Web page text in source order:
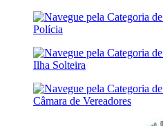
Polícia
Ilha Solteira
Câmara de Vereadores